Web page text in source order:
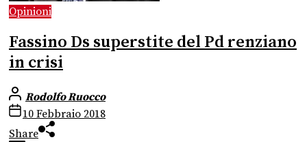
Opinioni
Fassino Ds superstite del Pd renziano
in crisi
Rodolfo Ruocco
10 Febbraio 2018
Share